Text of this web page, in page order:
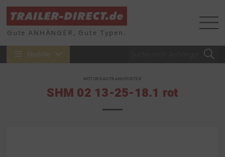
Gute ANHÄNGER, Gute Typen.
Modelle
MOTORRADTRANSPORTER
SHM 02 13-25-18.1 rot